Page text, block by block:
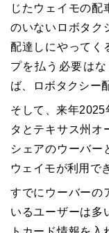
じたウェイモの配
のいないロボタク
配達しにやってく
プを払う必要は
ば、ロボタクシー
そして、来年
タとテキサス州オ
シェアのウーバー
ウェイモが利用で
すでにウーバーの
いるユーザーは多